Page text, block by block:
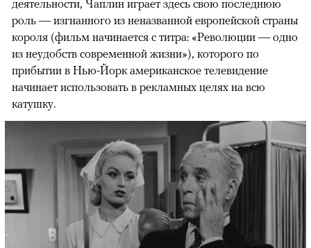
деятельности, Чаплин играет здесь свою последнюю
роль — изгнанного из неназванной европейской страны
короля (фильм начинается с титра: «Революции — одно
из неудобств современной жизни»), которого по
прибытии в Нью-Йорк американское телевидение
начинает использовать в рекламных целях на всю
катушку.